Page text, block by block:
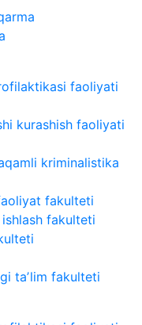
faoliyati
kurashish faoliyati
kriminalistika
fakulteti
fakulteti
taʼlim fakulteti